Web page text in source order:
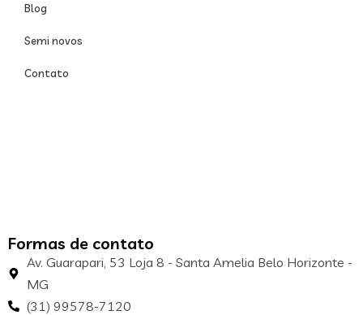
Blog
Semi novos
Contato
Formas de contato
Av. Guarapari, 53 Loja 8 - Santa Amelia Belo Horizonte -
MG
(31) 99578-7120